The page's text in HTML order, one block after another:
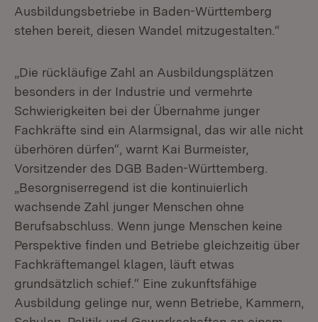
Ausbildungsbetriebe in Baden-Württemberg
stehen bereit, diesen Wandel mitzugestalten.“
„Die rückläufige Zahl an Ausbildungsplätzen
besonders in der Industrie und vermehrte
Schwierigkeiten bei der Übernahme junger
Fachkräfte sind ein Alarmsignal, das wir alle nicht
überhören dürfen“, warnt Kai Burmeister,
Vorsitzender des DGB Baden-Württemberg.
„Besorgniserregend ist die kontinuierlich
wachsende Zahl junger Menschen ohne
Berufsabschluss. Wenn junge Menschen keine
Perspektive finden und Betriebe gleichzeitig über
Fachkräftemangel klagen, läuft etwas
grundsätzlich schief.“ Eine zukunftsfähige
Ausbildung gelinge nur, wenn Betriebe, Kammern,